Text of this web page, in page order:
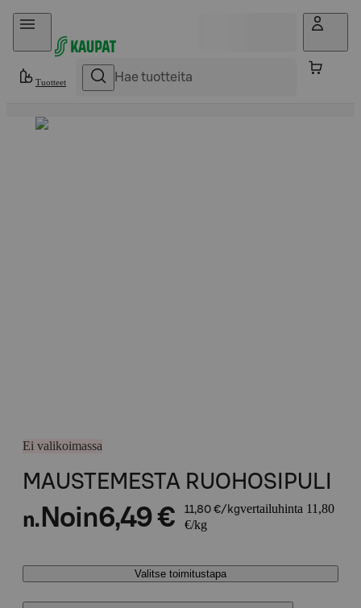
Hyppää sisältöön
Tuotteet
Ei valikoimassa
MAUSTEMESTA RUOHOSIPULI
n. Noin6,49 € 11,80 €/kgvertailuhinta 11,80
€/kg
Valitse toimitustapa